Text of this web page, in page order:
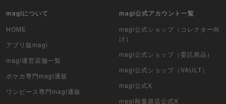
ポケカ（未開封パック）
遊戯王（未開封パック）
デュエル・マスターズ
マジック：ザ・ギャザリング
magiについて
HOME
アプリ版magi
magi運営店舗一覧
ポケカ専門magi通販
ワンピース専門magi通販
magi公式アカウント一覧
magi公式ショップ（コレクター向
け）
magi公式ショップ（委託商品）
magi公式ショップ（VAULT）
magi公式X
magi秋葉原店公式X